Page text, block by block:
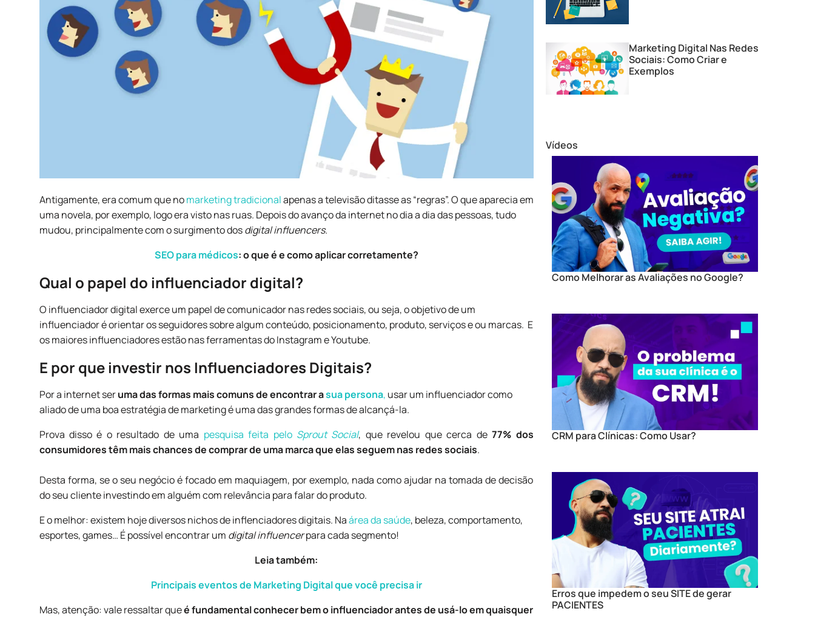
Antigamente, era comum que nomarketing tradicionalapenas a televisão ditasse as “regras”. O que aparecia em
uma novela, por exemplo, logo era visto nas ruas. Depois do avanço da internet no dia a dia das pessoas, tudo
mudou, principalmente com o surgimento dosdigital influencers.
SEO para médicos: o que é e como aplicar corretamente?
Qual o papel do influenciador digital?
O influenciador digital exerce um papel de comunicador nas redes sociais, ou seja, o objetivo de um
influenciador é orientar os seguidores sobre algum conteúdo, posicionamento, produto, serviços e ou marcas. E
os maiores influenciadores estão nas ferramentas do Instagram e Youtube.
E por que investir nos Influenciadores Digitais?
Por a internet seruma das formas mais comuns de encontrar asua persona, usar um influenciador como
aliado de uma boa estratégiade marketing é uma das grandes formas de alcançá-la.
Prova disso é o resultado de uma pesquisa feita pelo Sprout Social, que revelou que cerca de77% dos
consumidores têm mais chances de comprar de uma marca que elas seguem nas redes sociais.
Desta forma, se o seu negócio é focado em maquiagem, por exemplo, nada como ajudar na tomada de decisão
do seu cliente investindo em alguém com relevância para falar do produto.
E o melhor: existem hoje diversos nichos de inflenciadores digitais. Naárea da saúde, beleza, comportamento,
esportes, games… É possível encontrar um digital influencerpara cada segmento!
Leia também:
Principais eventos de Marketing Digital que você precisa ir
Mas, atenção: vale ressaltar queé fundamental conhecer bem o influenciador antes de usá-lo em quaisquer
Marketing Digital Nas Redes
Sociais: Como Criar e
Exemplos
Vídeos
Como Melhorar as Avaliações no Google?
CRM para Clínicas: Como Usar?
Erros que impedem o seu SITE de gerar
PACIENTES